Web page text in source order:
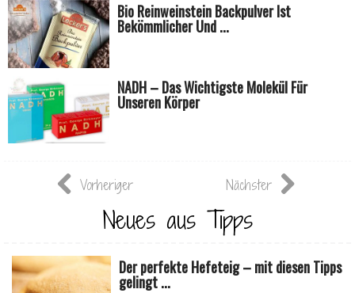
Bio Reinweinstein Backpulver Ist
Bekömmlicher Und ...
NADH – Das Wichtigste Molekül Für
Unseren Körper
Vorheriger Nächster
Neues aus Tipps
Der perfekte Hefeteig – mit diesen Tipps
gelingt ...